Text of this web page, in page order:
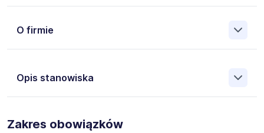
O firmie
Opis stanowiska
Pośrednictwa Pracy i Doradztwa Personalnego Work &
Profit jest obecnie jedną z największych niezależnych
Zakres obowiązków